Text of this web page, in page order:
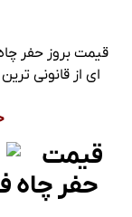
قیمت بروز حفر
ای از قانونی
قیمت
حفر چاه